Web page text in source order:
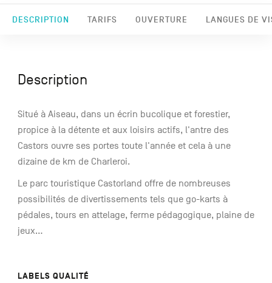
DESCRIPTION TARIFS OUVERTURE LANGUES DE
Description
Situé à Aiseau, dans un écrin bucolique et forestier,
propice à la détente et aux loisirs actifs, l'antre des
Castors ouvre ses portes toute l'année et cela à une
dizaine de km de Charleroi.
Le parc touristique Castorland offre de nombreuses
possibilités de divertissements tels que go-karts à
pédales, tours en attelage, ferme pédagogique, plaine de
jeux...
LABELS QUALITÉ